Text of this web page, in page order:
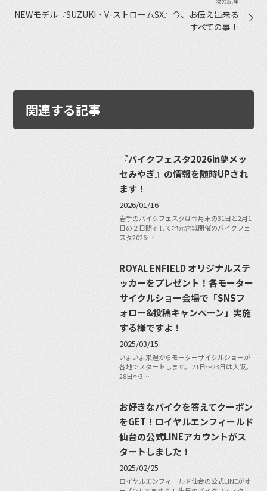
NEWモデル『SUZUKI・V-ストロームSX』今、お伝え出来る
すべての事！
関連する記事
『バイクフェスタ2026in夢メッ
セみやぎ』の情報を随時UPされ
ます！
2026/01/16
岩手のバイクフェスタは今月末の31日と2月1
日の２日間そして地元宮城開催のバイクフェ
スタ2026…
ROYAL ENFIELD オリジナルステ
ッカーをプレゼント！各モーター
サイクルショー会場で「SNSフ
ォロー&投稿キャンペーン」実施
する様ですよ！
2025/03/15
いよいよ来週からモーターサイクルショーが
各地でスタートします。 21日〜23日は大阪。
28日〜3…
お好きなバイクを答えてクーポン
をGET！ロイヤルエンフィールド
仙台の公式LINEアカウントがス
タートしました！
2025/02/25
ロイヤルエンフィールド仙台の公式LINEがオ